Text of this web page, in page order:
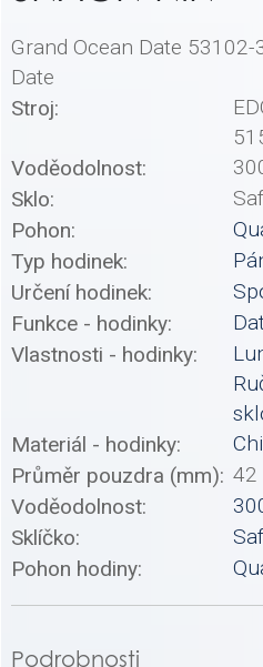
Grand Ocean Date 53102-
Date
Stroj:
Voděodolnost:
Sklo:
Pohon:
Typ hodinek:
Určení hodinek:
Funkce - hodinky:
Vlastnosti - hodinky:
Materiál - hodinky:
Průměr pouzdra (mm): 42
Voděodolnost:
Sklíčko:
Pohon hodiny:
Podrobnosti